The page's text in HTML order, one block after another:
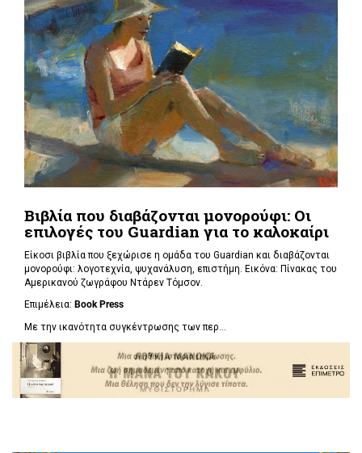
Βιβλία που διαβάζονται μονορούφι: Οι
επιλογές του Guardian για το καλοκαίρι
Είκοσι βιβλία που ξεχώρισε η ομάδα του Guardian και διαβάζονται
μονορούφι: λογοτεχνία, ψυχανάλυση, επιστήμη. Εικόνα: Πίνακας του
Αμερικανού ζωγράφου Ντάρεν Τόμσον.
Επιμέλεια: Book Press
Με την ικανότητα συγκέντρωσης των περ...